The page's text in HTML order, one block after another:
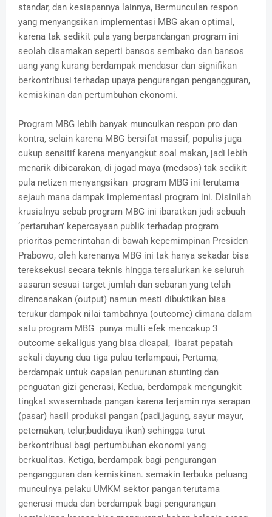
standar, dan kesiapannya lainnya, Bermunculan respon
yang menyangsikan implementasi MBG akan optimal,
karena tak sedikit pula yang berpandangan program ini
seolah disamakan seperti bansos sembako dan bansos
uang yang kurang berdampak mendasar dan signifikan
berkontribusi terhadap upaya pengurangan pengangguran,
kemiskinan dan pertumbuhan ekonomi.
Program MBG lebih banyak munculkan respon pro dan
kontra, selain karena MBG bersifat massif, populis juga
cukup sensitif karena menyangkut soal makan, jadi lebih
menarik dibicarakan, di jagad maya (medsos) tak sedikit
pula netizen menyangsikan program MBG ini terutama
sejauh mana dampak implementasi program ini. Disinilah
krusialnya sebab program MBG ini ibaratkan jadi sebuah
‘pertaruhan’ kepercayaan publik terhadap program
prioritas pemerintahan di bawah kepemimpinan Presiden
Prabowo, oleh karenanya MBG ini tak hanya sekadar bisa
tereksekusi secara teknis hingga tersalurkan ke seluruh
sasaran sesuai target jumlah dan sebaran yang telah
direncanakan (output) namun mesti dibuktikan bisa
terukur dampak nilai tambahnya (outcome) dimana dalam
satu program MBG punya multi efek mencakup 3
outcome sekaligus yang bisa dicapai, ibarat pepatah
sekali dayung dua tiga pulau terlampaui, Pertama,
berdampak untuk capaian penurunan stunting dan
penguatan gizi generasi, Kedua, berdampak mengungkit
tingkat swasembada pangan karena terjamin nya serapan
(pasar) hasil produksi pangan (padi,jagung, sayur mayur,
peternakan, telur,budidaya ikan) sehingga turut
berkontribusi bagi pertumbuhan ekonomi yang
berkualitas. Ketiga, berdampak bagi pengurangan
pengangguran dan kemiskinan. semakin terbuka peluang
munculnya pelaku UMKM sektor pangan terutama
generasi muda dan berdampak bagi pengurangan